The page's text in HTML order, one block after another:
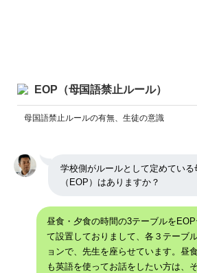
EOP（母国語禁止ルール）
母国語禁止ルールの有無、生徒の意識
学校側がルールとして定めてい
（EOP）はありますか？
昼食・夕食の時間の3テーブルを
て設置しておりまして、各３テーブ
ョンで、先生を座らせています。昼
も英語を使ってお話をしたい方は、